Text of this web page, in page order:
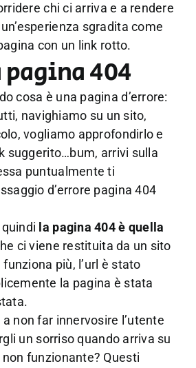
chi ci arriva e a rendere
sgradita come
con un link rotto.
pagina 404
cosa è una pagina d’errore:
navighiamo su un sito,
vogliamo approfondirlo e
suggerito…bum, arrivi sulla
puntualmente ti
d’errore pagina 404
la pagina 404 è quella
ci viene restituita da un sito
più, l’url è stato
la pagina è stata
non far innervosire l’utente
un sorriso quando arriva su
funzionante? Questi